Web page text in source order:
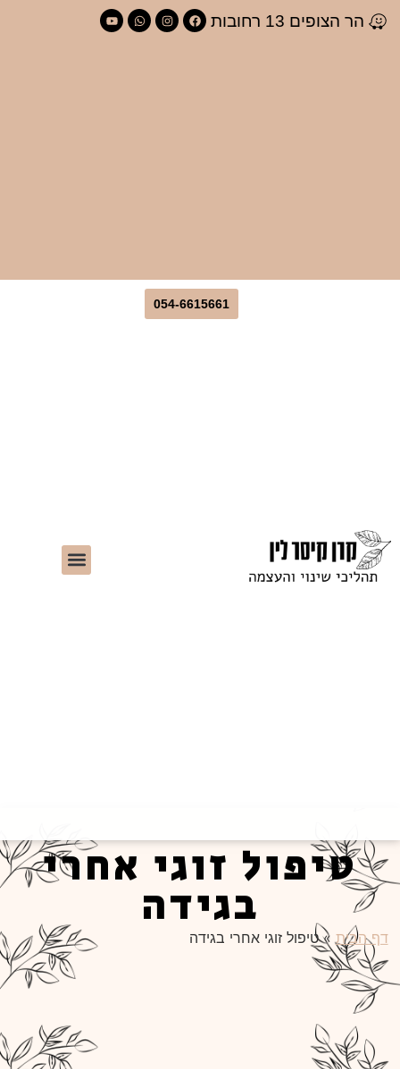
לתוכן
הר הצופים 13 רחובות
054-6615661
טיפול זוגי אחרי
בגידה
הבית»טיפול זוגי אחרי בגידה